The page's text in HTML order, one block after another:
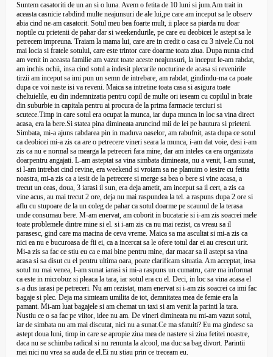
Suntem casatoriti de un an si o luna. Avem o fetita de 10 luni si jum.Am trait in
aceasta casnicie rabdind multe neajunsuri de ale lui,pe care am inceput sa le observ
abia cind ne-am casatorit. Sotul meu bea foarte mult, ii place sa piarda nu doar
noptile cu prietenii de pahar dar si weekendurile, pe care eu deobicei le astept sa le
petrecem impreuna. Traiam la mama lui, care are in credit o casa cu 3 nivele.Cu noi
mai locia si fratele sotului, care este trintor care doarme toata ziua. Dupa nunta cind
am venit in aceasta familie am vazut toate aceste neajunsuri, la inceput le-am rabdat,
am inchis ochii, insa cind sotul a indesit plecarile nocturine de acasa si revenirile
tirzii am inceput sa imi pun un semn de intrebare, am rabdat, gindindu-ma ca poate
dupa ce voi naste isi va reveni. Maica sa intretine toata casa si asigura toate
cheltuielile, eu din indemnizatia pentru copil de multe ori ieseam cu copilul in brate
din suburbie in capitala pentru ai procura de la prima farmacie terciuri si
scutece.Timp in care sotul era ocupat la munca, iar dupa munca in loc sa vina direct
acasa, era la bere.Si statea pina dimineata aruncind mii de lei pe bautura si prieteni.
Simbata, mi-a ajuns rabdarea pin in maduva oaselor, am rabufnit, asta dupa ce sotul
ca deobicei mi-a zis ca are o petrecere vineri seara la munca, i-am dat voie, desi i-am
zis ca nu e normal sa mearga la petreceri fara mine, dar am inteles ca era organizata
doarpentru angajati. L-am asteptat sa vina simbata dimineata, nu a venit, l-am sunat,
si l-am intrebat cind revine, era weekend si vroiam sa ne planuim o iesire cu fetita
noastra, mi-a zis ca a iesit de la petrecere si merge sa bea o bere si vine acasa, a
trecut un ceas, doua, 3 iarasi il sun, era deja ametit, am inceput sa il cert, a zis ca
vine acus, au mai trecut 2 ore, deja nu mai raspundea la tel. a raspuns dupa 2 ore si
aflu cu stupoare de la un coleg de pahar ca sotul doarme pe scaunul de la terasa
unde consumau bere. M-am enervat, am coborit in bucatarie si i-am zis soacrei mele
toate problemele dintre mine si el. si i-am zis ca nu mai rezist, ca vreau sa il
parasesc, gind care ma macina de ceva vreme. Maica sa ma ascultat si mi-a zis ca
nici ea nu e bucuroasa de fii ei, ca a incercat sa le ofere totul dar ei au crescut urit.
Mi-a zis sa fac ce stiu eu ca e mai bine pentru mine, dar macar sa il astept sa vina
acasa si sa disut cu el pentru ultima oara, poate clarificam situatia. Am acceptat, insa
sotul nu mai venea, l-am sunat iarasi si mi-a raspuns un cumatru, care ma informat
ca este in microbuz si pleaca la tara, iar sotul era cu el. Deci, in loc sa vina acasa el
s-a dus iarasi pe petreceri. Nu am rezistat, mam enervat si i-am zis soacrei ca imi fac
bagaje si plec. Deja ma simteam umilita de tot, demnitatea mea de femie era la
pamant. Mi-am luat bagajele si am chemat un taxi si am venit la parinti la tara.
Nustiu ce o sa fac pe viitor, idee nu am. De vineri dimineata nu mi-am vazut sotul,
iar de simbata nu am mai discutat, nici nu a sunat.Ce ma sfatuiti? Eu ma gindesc sa
astept doua luni, timp in care se apropie ziua mea de nastere si ziua fetitei noastre,
daca nu se schimba radical si nu renunta la alcool, ma duc sa bag divort. Parintii
mei nici nu vrea sa auda de el.Ei nu stiau prin ce treceam eu.